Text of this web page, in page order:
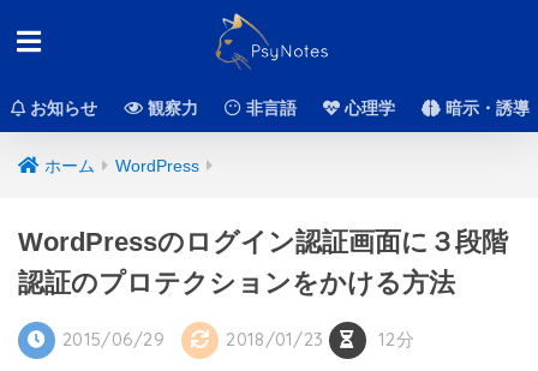
お知らせ 観察力 非言語 心理学 暗示・誘導
ホーム WordPress
WordPressのログイン認証画面に３段階
認証のプロテクションをかける方法
2015/06/29 2018/01/23 12分